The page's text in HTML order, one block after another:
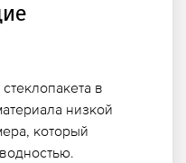
в
низкой
который